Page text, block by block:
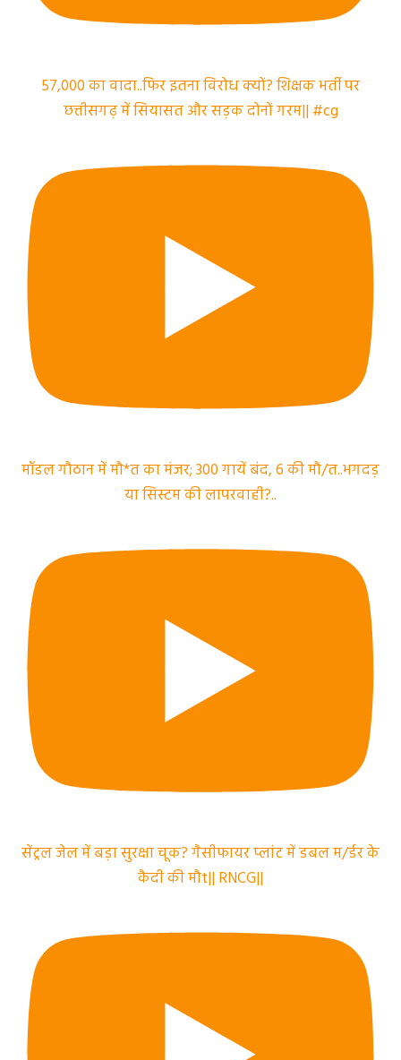
57,000 का वादा..फिर इतना विरोध क्यों? शिक्षक भर्ती पर
छत्तीसगढ़ में सियासत और सड़क दोनों गरम|| #cg
मॉडल गौठान में मौ*त का मंजर; 300 गायें बंद, 6 की मौ/त..भगदड़
या सिस्टम की लापरवाही?..
सेंट्रल जेल में बड़ा सुरक्षा चूक? गैसीफायर प्लांट में डबल म/र्डर के
कैदी की मौt|| RNCG||